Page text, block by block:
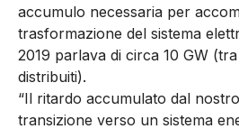
accumulo necessaria per
trasformazione del sistema
2019 parlava di circa 10 GW
distribuiti).
“Il ritardo accumulato dal
transizione verso un sistema